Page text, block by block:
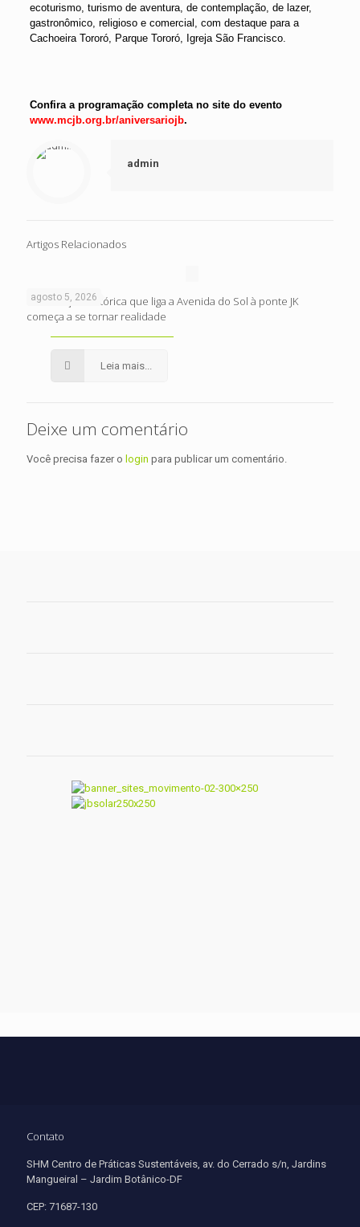
ecoturismo, turismo de aventura, de contemplação, de lazer,
gastronômico, religioso e comercial, com destaque para a
Cachoeira Tororó, Parque Tororó, Igreja São Francisco.
Confira a programação completa no site do evento
www.mcjb.org.br/aniversariojb.
admin
Artigos Relacionados
agosto 5, 2026
Intervenção histórica que liga a Avenida do Sol à ponte JK
começa a se tornar realidade
Leia mais...
Deixe um comentário
Você precisa fazer o login para publicar um comentário.
Contato
SHM Centro de Práticas Sustentáveis, av. do Cerrado s/n, Jardins
Mangueiral – Jardim Botânico-DF
CEP: 71687-130